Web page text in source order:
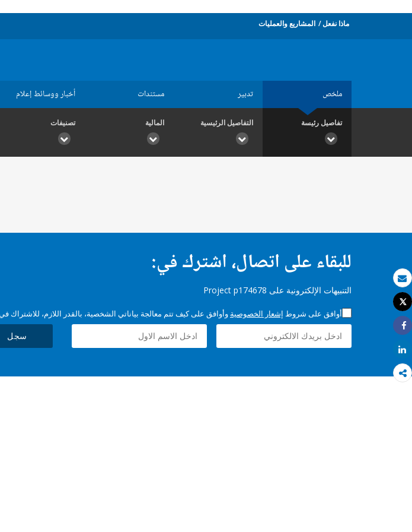
بريد الكتروني
طباعة
Tweet
Share
Share
ماذا نفعل المشاريع والعمليات
ملخص تدبير مستندات أخبار ووسائط إعلام
تفاصيل رئيسة التفاصيل الرئيسية المالية تصنيفات
للبقاء على اتصال، اشترك في:
التنبيهات الإلكترونية على Project p174678
أوافق على شروط إشعار الخصوصية وأوافق على كيف تتم معالجة بياناتي الشخصية، بالقدر اللازم، للاشتراك في
سجل